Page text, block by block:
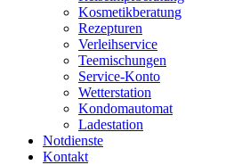
Kosmetikberatung
Rezepturen
Verleihservice
Teemischungen
Service-Konto
Wetterstation
Kondomautomat
Ladestation
Notdienste
Kontakt